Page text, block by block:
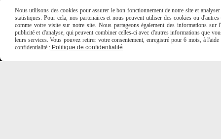
7 Place
80150
 03
Nous utilisons des cookies pour assurer le bon fonctionnement de notre site et
statistiques. Pour cela, nos partenaires et nous peuvent utiliser des cookies ou
comme votre visite sur notre site. Nous partageons également des informations
publicité et d'analyse, qui peuvent combiner celles-ci avec d'autres informations que
leurs services. Vous pouvez retirer votre consentement, enregistré pour 6 mois, à
confidentialité : Politique de confidentialité